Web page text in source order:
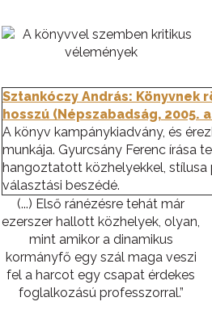
Sztankóczy András: Könyvnek
hosszú (Népszabadság, 2005.
A könyv kampánykiadvány, és
munkája. Gyurcsány Ferenc írása
hangoztatott közhelyekkel, stílusa
választási beszédé.
(...) Első ránézésre tehát már
ezerszer hallott közhelyek, olyan,
mint amikor a dinamikus
kormányfő egy szál maga veszi
fel a harcot egy csapat érdekes
foglalkozású professzorral.”